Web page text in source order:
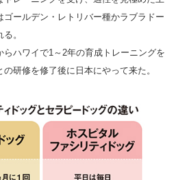
ールデン・レトリバー種かラブラドー
。
ハワイで1～2年の育成トレーニングを
研修を修了後に日本にやって来た。